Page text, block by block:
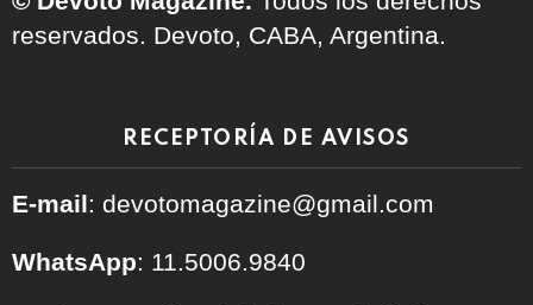
reservados. Devoto, CABA, Argentina.
RECEPTORÍA DE AVISOS
E-mail: devotomagazine@gmail.com
WhatsApp: 11.5006.9840